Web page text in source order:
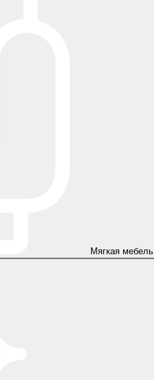
Мягкая мебель